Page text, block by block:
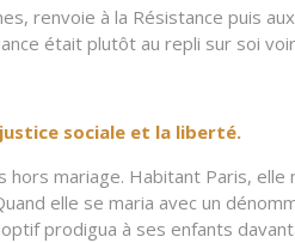
renvoie à la Résistance puis
était plutôt au repli sur soi
sociale et la liberté.
mariage. Habitant Paris,
elle se maria avec un
prodigua à ses enfants